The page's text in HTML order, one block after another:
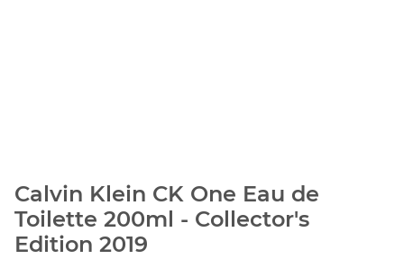
Calvin Klein CK One Eau de
Toilette 200ml - Collector's
Edition 2019